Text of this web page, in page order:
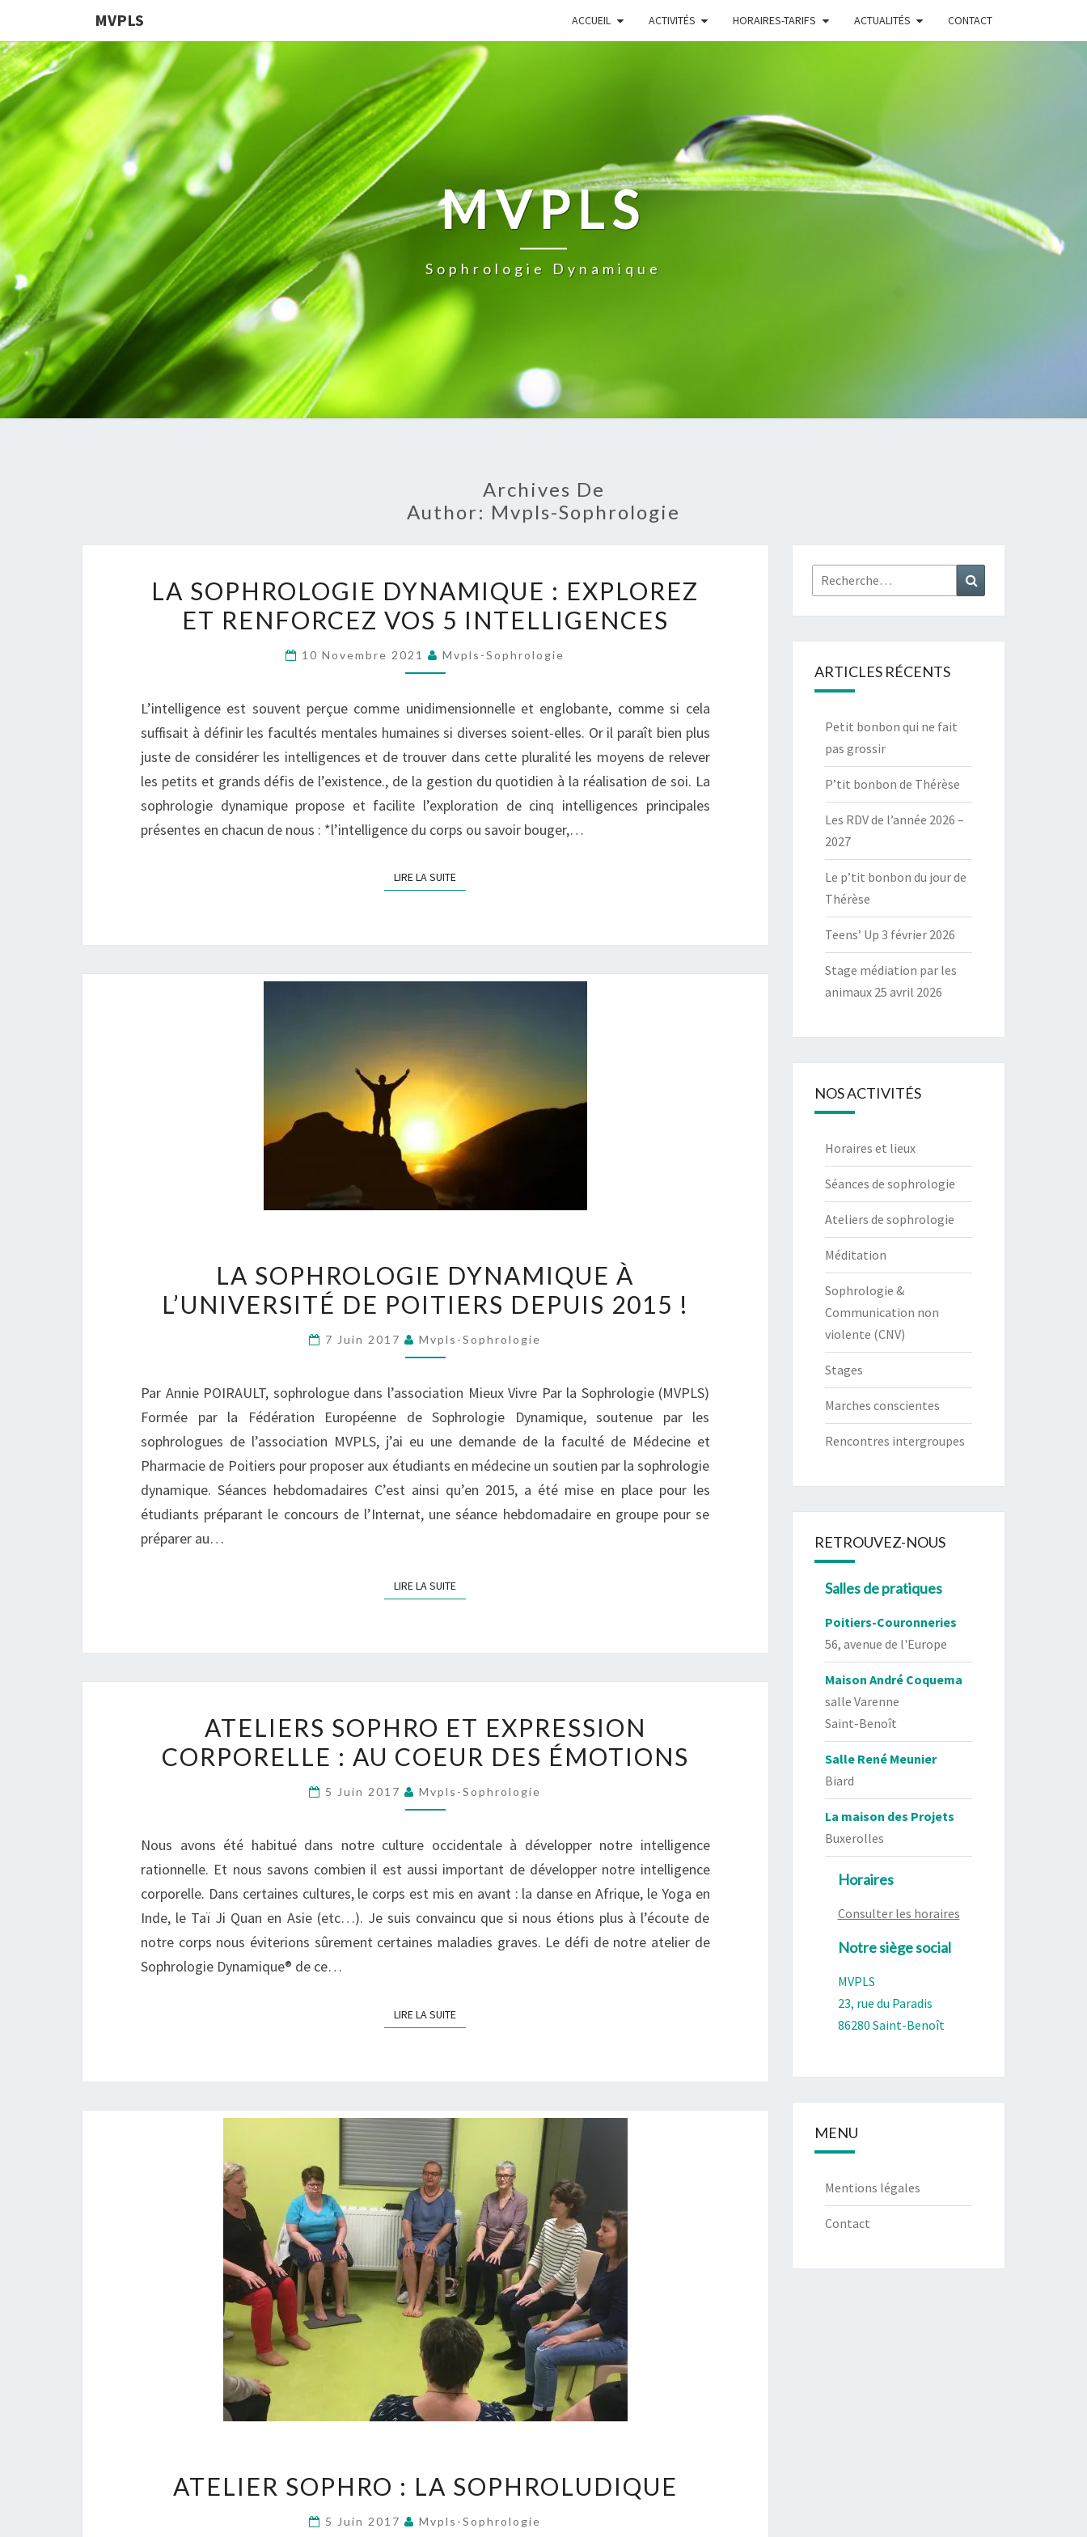
MVPLS ACCUEIL ACTIVITÉS HORAIRES-TARIFS ACTUALITÉS CONTACT
MVPLS
Sophrologie Dynamique
Archives De
Author: Mvpls-Sophrologie
SOPHROLOGIE
DYNAMIQUE
EXPLOREZ
RENFORCEZ
VOS
5
INTELLIGENCES
LA SOPHROLOGIE DYNAMIQUE : EXPLOREZ
ET RENFORCEZ VOS 5 INTELLIGENCES
10 Novembre 2021 Mvpls-Sophrologie
L’intelligence est souvent perçue comme unidimensionnelle et englobante, comme si cela
suffisait à définir les facultés mentales humaines si diverses soient-elles. Or il paraît bien plus
juste de considérer les intelligences et de trouver dans cette pluralité les moyens de relever
les petits et grands défis de l’existence., de la gestion du quotidien à la réalisation de soi. La
sophrologie dynamique propose et facilite l’exploration de cinq intelligences principales
présentes en chacun de nous : *l’intelligence du corps ou savoir bouger,…
LIRE LA SUITELIRE LA SUITE
SOPHROLOGIE
DYNAMIQUE
L’UNIVERSITÉ
POITIERS
DEPUIS
2015
!
LA SOPHROLOGIE DYNAMIQUE À
L’UNIVERSITÉ DE POITIERS DEPUIS 2015 !
7 Juin 2017 Mvpls-Sophrologie
Par Annie POIRAULT, sophrologue dans l’association Mieux Vivre Par la Sophrologie (MVPLS)
Formée par la Fédération Européenne de Sophrologie Dynamique, soutenue par les
sophrologues de l’association MVPLS, j’ai eu une demande de la faculté de Médecine et
Pharmacie de Poitiers pour proposer aux étudiants en médecine un soutien par la sophrologie
dynamique. Séances hebdomadaires C’est ainsi qu’en 2015, a été mise en place pour les
étudiants préparant le concours de l’Internat, une séance hebdomadaire en groupe pour se
préparer au…
LIRE LA SUITELIRE LA SUITE
SOPHRO
ET
CORPORELLE
AU
COEUR
DES
ÉMOTIONS
ATELIERS SOPHRO ET EXPRESSION
CORPORELLE : AU COEUR DES ÉMOTIONS
5 Juin 2017 Mvpls-Sophrologie
Nous avons été habitué dans notre culture occidentale à développer notre intelligence
rationnelle. Et nous savons combien il est aussi important de développer notre intelligence
corporelle. Dans certaines cultures, le corps est mis en avant : la danse en Afrique, le Yoga en
Inde, le Taï Ji Quan en Asie (etc…). Je suis convaincu que si nous étions plus à l’écoute de
notre corps nous éviterions sûrement certaines maladies graves. Le défi de notre atelier de
Sophrologie Dynamique® de ce…
LIRE LA SUITELIRE LA SUITE
SOPHRO
:
ATELIER SOPHRO : LA SOPHROLUDIQUE
5 Juin 2017 Mvpls-Sophrologie
Rechercher :
ARTICLES RÉCENTS
Petit bonbon qui ne fait
pas grossir
P’tit bonbon de Thérèse
Les RDV de l’année 2026 –
2027
Le p’tit bonbon du jour de
Thérèse
Teens’ Up 3 février 2026
Stage médiation par les
animaux 25 avril 2026
NOS ACTIVITÉS
Horaires et lieux
Séances de sophrologie
Ateliers de sophrologie
Méditation
Sophrologie &
Communication non
violente (CNV)
Stages
Marches conscientes
Rencontres intergroupes
RETROUVEZ-NOUS
Salles de pratiques
Poitiers-Couronneries
56, avenue de l'Europe
Maison André Coquema
salle Varenne
Saint-Benoît
Salle René Meunier
Biard
La maison des Projets
Buxerolles
Horaires
Consulter les horaires
Notre siège social
MVPLS
23, rue du Paradis
86280 Saint-Benoît
MENU
Mentions légales
Contact